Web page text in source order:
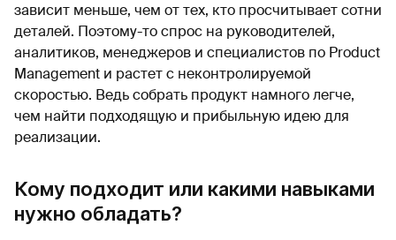
зависит меньше, чем от тех, кто просчитывает сотни
деталей. Поэтому-то спрос на руководителей,
аналитиков, менеджеров и специалистов по Product
Management и растет с неконтролируемой
скоростью. Ведь собрать продукт намного легче,
чем найти подходящую и прибыльную идею для
реализации.
Кому подходит или какими навыками
нужно обладать?